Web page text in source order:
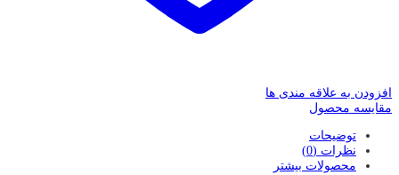
افزودن به علاقه مندی ها
مقایسه محصول
توضیحات
نظرات (0)
محصولات بیشتر